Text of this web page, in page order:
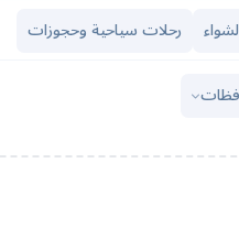
رحلات سياحية وحجوزات